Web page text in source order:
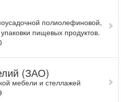
полиолефиновой,
пищевых продуктов.
(ЗАО)
мебели и стеллажей